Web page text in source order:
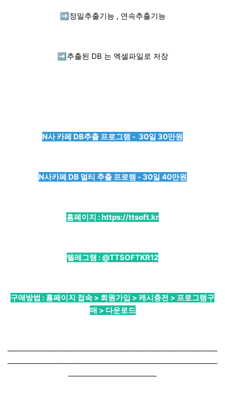
➡️ 정밀추출기능 , 연속추출기능
➡️ 추출된 DB 는 엑셀파일로 저장
N사 카페 DB추출 프로그램 - 30일 30만원
N사카페 DB 멀티 추출 프로램 - 30일 40만원
홈페이지 :https://ttsoft.kr
텔레그램 : @TTSOFTKR12
구매방법 : 홈페이지 접속 > 회원가입 > 캐시충전 > 프로그램구
매 > 다운로드
──────────────────────────────────────
──────────────────────────────────────
────────────────